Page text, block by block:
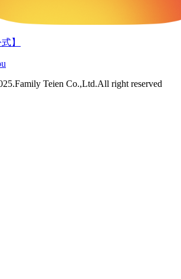
】
Teien Co.,Ltd.All right reserved